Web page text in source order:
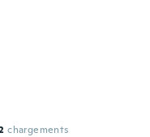
chargements